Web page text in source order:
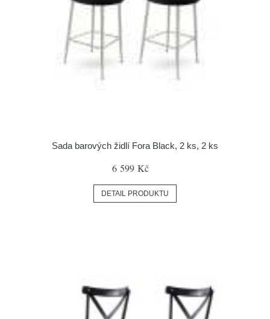
Sada barových židlí Fora Black, 2 ks, 2 ks
6 599 Kč
DETAIL PRODUKTU